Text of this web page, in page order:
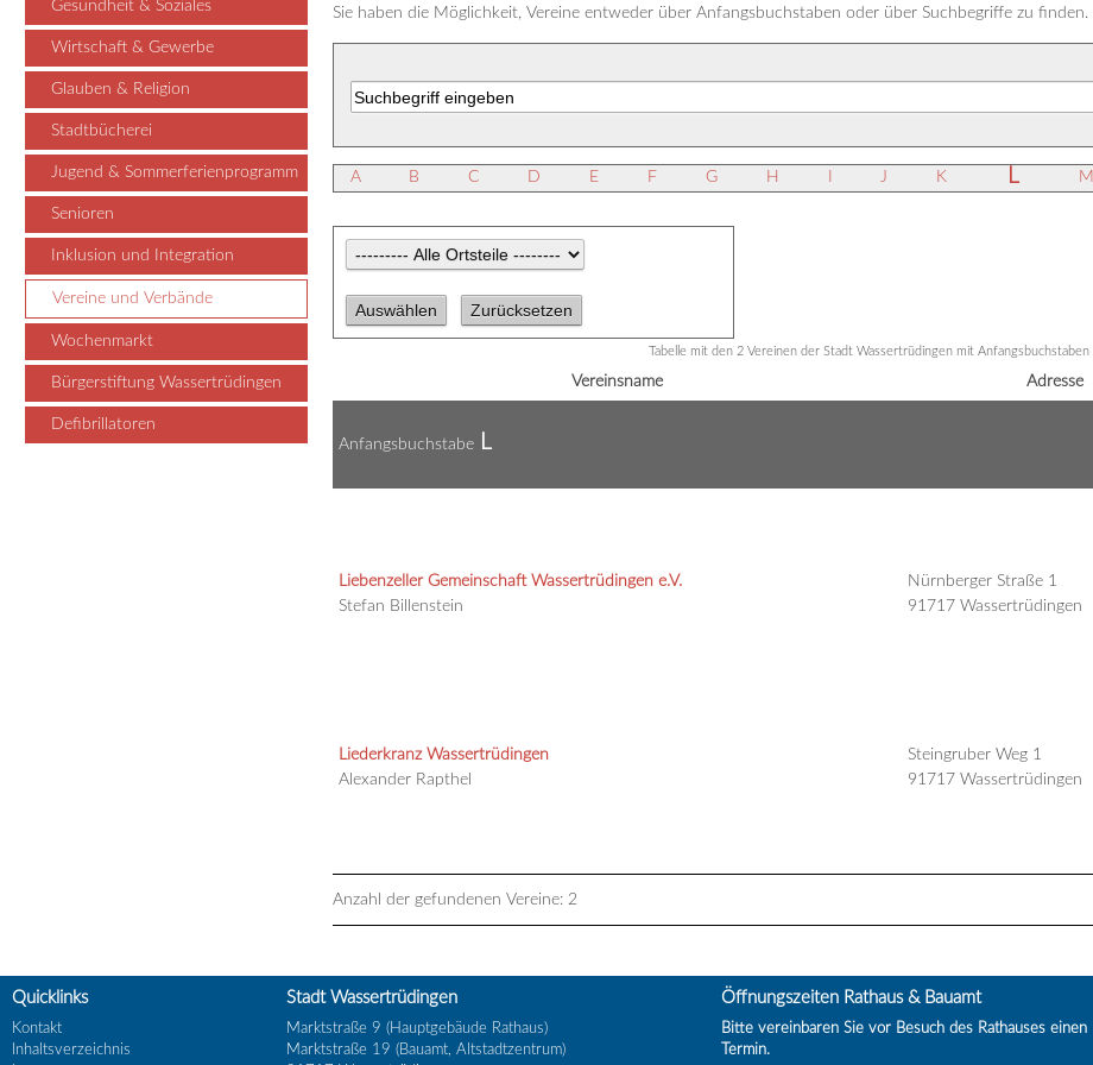
Gesundheit & Soziales
Wirtschaft & Gewerbe
Glauben & Religion
Stadtbücherei
Jugend & Sommerferienprogramm
Senioren
Inklusion und Integration
Vereine und Verbände
Wochenmarkt
Bürgerstiftung Wassertrüdingen
Defibrillatoren
Sie haben die Möglichkeit, Vereine entweder über Anfangsbuchstaben oder über Suchbegriffe zu finden.
A B C D E F G H J K L M
Tabelle mit den 2 Vereinen der Stadt Wassertrüdingen mit Anfangsbuchstaben
Vereinsname Adresse
AnfangsbuchstabeL
Liebenzeller Gemeinschaft Wassertrüdingen e.V.
Stefan Billenstein
Nürnberger Straße 1
91717 Wassertrüdingen
Liederkranz Wassertrüdingen
Alexander Rapthel
Steingruber Weg 1
91717 Wassertrüdingen
Anzahl der gefundenen Vereine: 2
Quicklinks
Kontakt
Inhaltsverzeichnis
Stadt Wassertrüdingen
Marktstraße 9 (Hauptgebäude Rathaus)
Marktstraße 19 (Bauamt, Altstadtzentrum)
Öffnungszeiten Rathaus & Bauamt
Bitte vereinbaren Sie vor Besuch des Rathauses einen
Termin.